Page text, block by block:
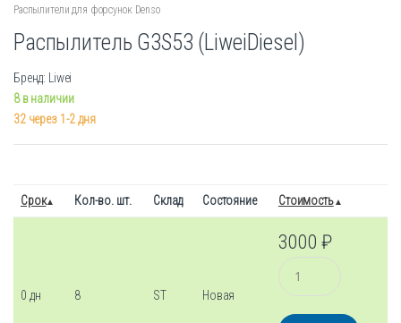
Распылители для форсунок Denso
Распылитель G3S53 (LiweiDiesel)
Бренд: Liwei
8 в наличии
32 через 1-2 дня
Срок Кол-во. шт. Склад Состояние Стоимость
0 дн 8 ST Новая
3000₽
Количество